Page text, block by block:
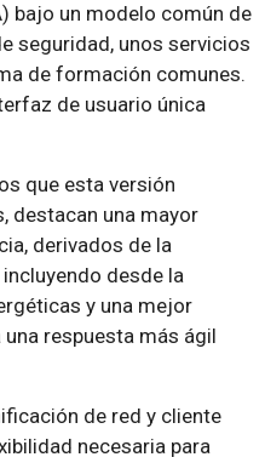
bajo un modelo común de
seguridad, unos servicios
de formación comunes.
de usuario única
que esta versión
destacan una mayor
derivados de la
desde la
y una mejor
respuesta más ágil
de red y cliente
necesaria para